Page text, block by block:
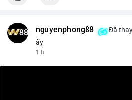
nguyenphong88
Đã thay
ấy
1 h